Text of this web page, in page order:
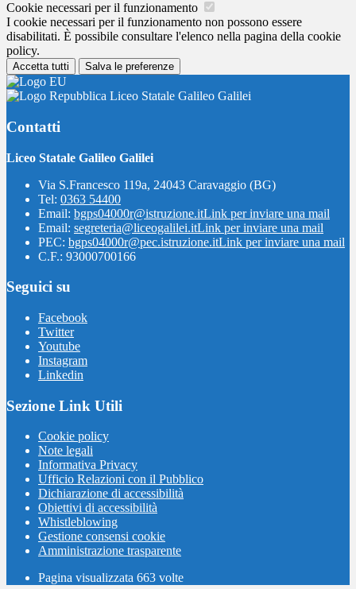
Cookie necessari per il funzionamento
I cookie necessari per il funzionamento non possono essere
disabilitati. È possibile consultare l'elenco nella pagina della cookie
policy.
Accetta tutti Salva le preferenze
Liceo Statale Galileo Galilei
Contatti
Liceo Statale Galileo Galilei
Via S.Francesco 119a, 24043 Caravaggio (BG)
Tel: 0363 54400
Email: bgps04000r@istruzione.itLink per inviare una mail
Email: segreteria@liceogalilei.itLink per inviare una mail
PEC: bgps04000r@pec.istruzione.itLink per inviare una mail
C.F.: 93000700166
Seguici su
Facebook
Twitter
Youtube
Instagram
Linkedin
Sezione Link Utili
Cookie policy
Note legali
Informativa Privacy
Ufficio Relazioni con il Pubblico
Dichiarazione di accessibilità
Obiettivi di accessibilità
Whistleblowing
Gestione consensi cookie
Amministrazione trasparente
Pagina visualizzata 663 volte